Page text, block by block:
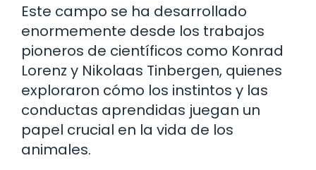
Este campo se ha desarrollado
enormemente desde los trabajos
pioneros de científicos como Konrad
Lorenz y Nikolaas Tinbergen, quienes
exploraron cómo los instintos y las
conductas aprendidas juegan un
papel crucial en la vida de los
animales.